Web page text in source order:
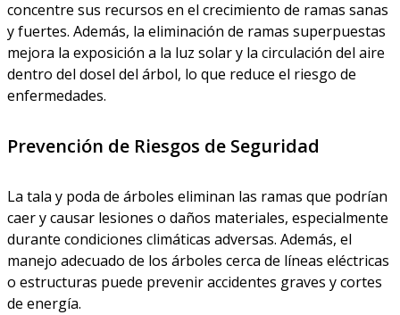
concentre sus recursos en el crecimiento de ramas sanas
y fuertes. Además, la eliminación de ramas superpuestas
mejora la exposición a la luz solar y la circulación del aire
dentro del dosel del árbol, lo que reduce el riesgo de
enfermedades.
Prevención de Riesgos de Seguridad
La tala y poda de árboles eliminan las ramas que podrían
caer y causar lesiones o daños materiales, especialmente
durante condiciones climáticas adversas. Además, el
manejo adecuado de los árboles cerca de líneas eléctricas
o estructuras puede prevenir accidentes graves y cortes
de energía.